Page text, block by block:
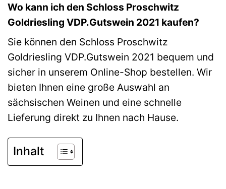
Wo kann ich den Schloss Proschwitz
Goldriesling VDP.Gutswein 2021 kaufen?
Sie können den Schloss Proschwitz
Goldriesling VDP.Gutswein 2021 bequem und
sicher in unserem Online-Shop bestellen. Wir
bieten Ihnen eine große Auswahl an
sächsischen Weinen und eine schnelle
Lieferung direkt zu Ihnen nach Hause.
Inhalt